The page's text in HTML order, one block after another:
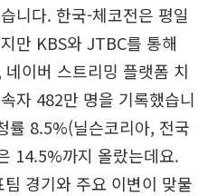
니다. 한국-체코전은 평일
만 KBS와 JTBC를 통해
이버 스트리밍 플랫폼 치
자 482만 명을 기록했습니
률 8.5%(닐슨코리아, 전국
14.5%까지 올랐는데요.
경기와 주요 이변이 맞물